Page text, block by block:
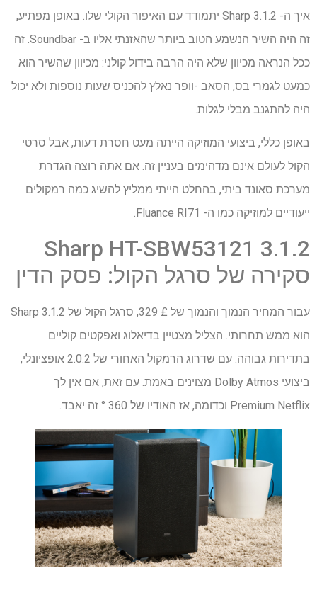
איך ה- Sharp 3.1.2 יתמודד עם האיפור הקולי שלו. באופן מפתיע,
זה היה השיר הנשמע הטוב ביותר שהאזנתי אליו ב- Soundbar. זה
ככל הנראה מכיוון שלא היה הרבה בידול קולני: מכיוון שהשיר הוא
כמעט לגמרי בס, הסאב -וופר נאלץ להכניס שעות נוספות ולא יכול
היה להתגנב מבלי לגלות.
באופן כללי, ביצועי המוזיקה הייתה מעט חסרת דעות, אבל סרטי
הקול לעולם אינם מדהימים בעניין זה. אם אתה רוצה הגדרת
מערכת סאונד ביתי, בהחלט הייתי ממליץ להשיג כמה רמקולים
ייעודיים למוזיקה כמו ה- Fluance RI71.
Sharp HT-SBW53121 3.1.2
סקירה של סרגל הקול: פסק הדין
עבור המחיר הנמוך והנמוך של £ 329, סרגל הקול של 3.1.2 Sharp
הוא ממש תחרותי. הצליל מצטיין בדיאלוג ואפקטים קוליים
בתדירות גבוהה. עם שדרוג הרמקול האחורי של 2.0.2 אופציונלי,
ביצועי Dolby Atmos מצוינים באמת. עם זאת, אם אין לך
Premium Netflix וכדומה, אז האודיו של 360 ° זה יאבד.